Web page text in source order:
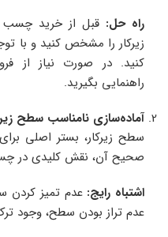
راه حل: قبل از خرید
زیرکار را مشخص کنید و با
کنید. در صورت نیاز از
راهنمایی بگیرید.
آماده‌سازی نامناسب سطح
سطح زیرکار، بستر اصلی
صحیح آن، نقش کلیدی در
اشتباه رایج: عدم تمیز کردن
عدم تراز بودن سطح، وجود